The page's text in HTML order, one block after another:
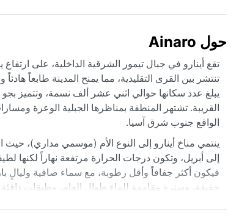
حول Ainaro
تقع أينارو في جبال تيمور الشرقية الداخلية، على
تنتشر بين القرى التقليدية، مما يمنح المدينة طابعاً
يبلغ عدد سكانها حوالي اثني عشر ألف نسمة، وتتميز
القريبة. تشتهر المنطقة بمناظرها الجبلية الوعرة
الواقع جنوب شرق آسيا.
ينتمي مناخ أينارو إلى النوع الأم (موسمي مداري)،
إلى أبريل، وتكون درجات الحرارة مرتفعة نهاراً لكنها
خفيفة، وسترة مقاومة للماء طوال العام، وطبقات
أفضل وقت لزيارة أينارو مناخياً هو الفترة من مايو